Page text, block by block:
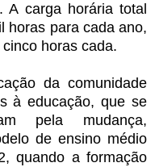
A carga horária total
horas para cada ano,
horas cada.
da comunidade
à educação, que se
pela mudança,
de ensino médio
quando a formação